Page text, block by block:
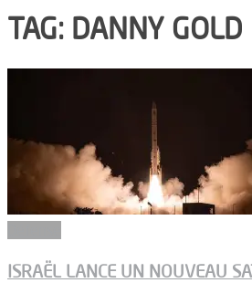
TAG: DANNY GOLD
ISRAËL LANCE UN NOUVEAU